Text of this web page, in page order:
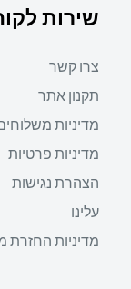
שירות
צרו קשר
תקנון אתר
מדיניות
מדיניות פרטיות
הצהרת נגישות
עלינו
מדיניות החזרת